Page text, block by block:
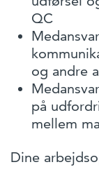
QC
og andre
på
mellem
Dine